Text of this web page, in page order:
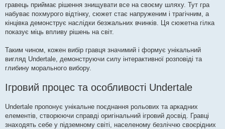
гравець приймає рішення знищувати все на своєму шляху. Тут гра
набуває похмурого відтінку, сюжет стає напруженим і трагічним, а
кінцівка демонструє наслідки безжальних вчинків. Ця сюжетна гілка
показує міць впливу рішень на світ.
Таким чином, кожен вибір гравця значимий і формує унікальний
вигляд Undertale, демонструючи силу інтерактивної розповіді та
глибину морального вибору.
Ігровий процес та особливості Undertale
Undertale пропонує унікальне поєднання рольових та аркадних
елементів, створюючи справді оригінальний ігровий досвід. Гравці
знаходять себе у підземному світі, населеному безліччю своєрідних